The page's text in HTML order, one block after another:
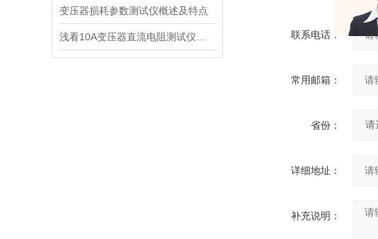
变压器损耗参数测试仪概述及特点
联系电话：
常用邮箱：
省份：
详细地址：
补充说明：